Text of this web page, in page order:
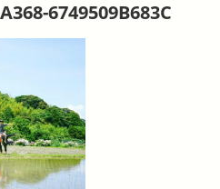
6749509B683C